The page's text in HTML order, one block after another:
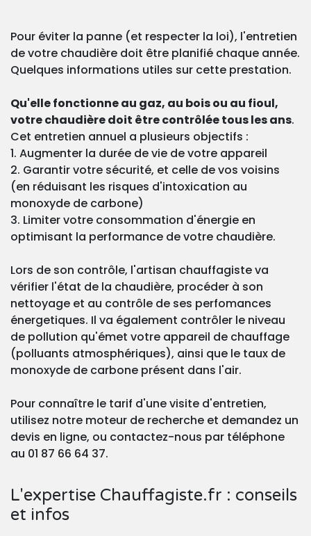
Pour éviter la panne (et respecter la loi), l'entretien
de votre chaudière doit être planifié chaque année.
Quelques informations utiles sur cette prestation.
Qu'elle fonctionne au gaz, au bois ou au fioul,
votre chaudière doit être contrôlée tous les ans.
Cet entretien annuel a plusieurs objectifs :
1. Augmenter la durée de vie de votre appareil
2. Garantir votre sécurité, et celle de vos voisins
(en réduisant les risques d'intoxication au
monoxyde de carbone)
3. Limiter votre consommation d'énergie en
optimisant la performance de votre chaudière.
Lors de son contrôle, l'artisan chauffagiste va
vérifier l'état de la chaudière, procéder à son
nettoyage et au contrôle de ses perfomances
énergetiques. Il va également contrôler le niveau
de pollution qu'émet votre appareil de chauffage
(polluants atmosphériques), ainsi que le taux de
monoxyde de carbone présent dans l'air.
Pour connaître le tarif d'une visite d'entretien,
utilisez notre moteur de recherche et demandez un
devis en ligne, ou contactez-nous par téléphone
au 01 87 66 64 37.
L'expertise Chauffagiste.fr : conseils
et infos